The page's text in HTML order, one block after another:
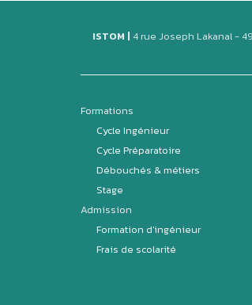
ISTOM | 4 rue Joseph Lakanal -
Formations
Cycle Ingénieur
Cycle Préparatoire
Débouchés & métiers
Stage
Admission
Formation d'ingénieur
Frais de scolarité